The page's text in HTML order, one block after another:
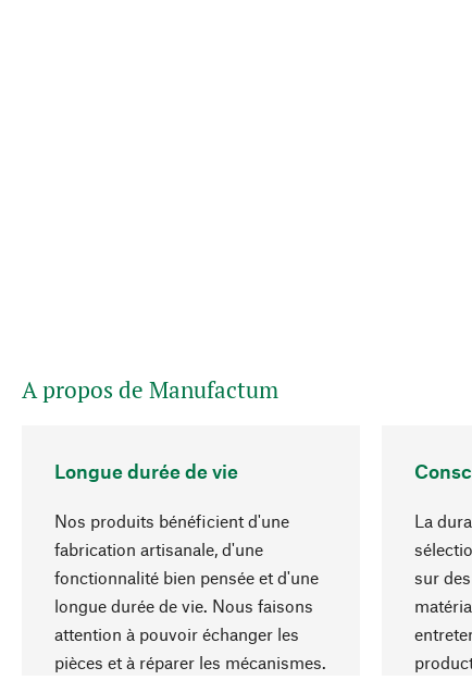
A propos de Manufactum
Longue durée de vie
Nos produits bénéficient d'une
fabrication artisanale, d'une
fonctionnalité bien pensée et d'une
longue durée de vie. Nous faisons
attention à pouvoir échanger les
pièces et à réparer les mécanismes.
La
sur